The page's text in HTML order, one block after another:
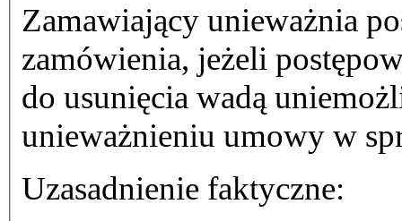
Zamawiający unieważnia
zamówienia, jeżeli
do usunięcia wadą
unieważnieniu umowy w
Uzasadnienie faktyczne: